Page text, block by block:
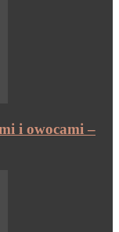
i owocami –